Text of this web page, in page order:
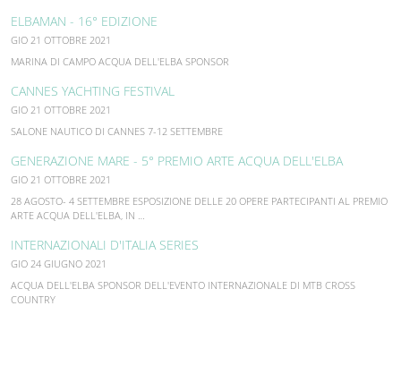
ELBAMAN - 16° EDIZIONE
GIO 21 OTTOBRE 2021
MARINA DI CAMPO ACQUA DELL'ELBA SPONSOR
CANNES YACHTING FESTIVAL
GIO 21 OTTOBRE 2021
SALONE NAUTICO DI CANNES 7-12 SETTEMBRE
GENERAZIONE MARE - 5° PREMIO ARTE ACQUA DELL'ELBA
GIO 21 OTTOBRE 2021
28 AGOSTO- 4 SETTEMBRE ESPOSIZIONE DELLE 20 OPERE PARTECIPANTI AL PREMIO
ARTE ACQUA DELL'ELBA, IN …
INTERNAZIONALI D'ITALIA SERIES
GIO 24 GIUGNO 2021
ACQUA DELL'ELBA SPONSOR DELL'EVENTO INTERNAZIONALE DI MTB CROSS
COUNTRY